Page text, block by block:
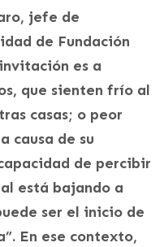
jefe de
de Fundación
es a
que sienten frío al
casas; o peor
causa de su
de percibir
está bajando a
ser el inicio de
En ese contexto,